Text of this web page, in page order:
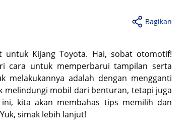
Bagikan
untuk Kijang Toyota. Hai, sobat otomotif!
cara untuk memperbarui tampilan serta
melakukannya adalah dengan mengganti
melindungi mobil dari benturan, tetapi juga
kita akan membahas tips memilih dan
simak lebih lanjut!